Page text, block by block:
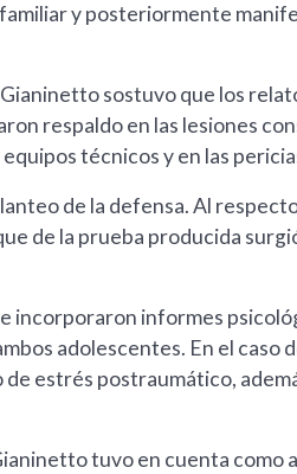
y posteriormente
sostuvo que los
respaldo en las lesiones
técnicos y en las
de la defensa. Al
de la prueba producida
incorporaron informes
adolescentes. En el caso
estrés postraumático,
tuvo en cuenta como